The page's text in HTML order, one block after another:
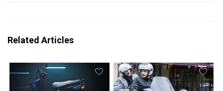
Related Articles